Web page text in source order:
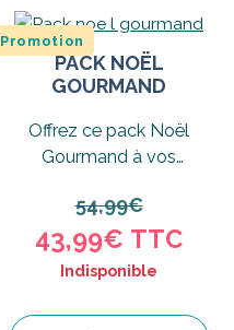
Promotion
PACK NOËL
GOURMAND
Offrez ce pack Noël
Gourmand à vos
plusieurs infusions
fruitées...
54,99€
43,99€ TTC
Indisponible